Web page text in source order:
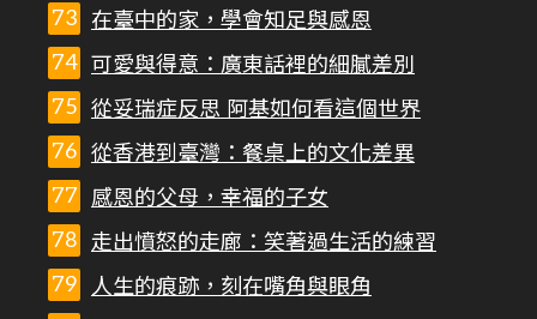
在臺中的家，學會知足與感恩
可愛與得意：廣東話裡的細膩差別
從妥瑞症反思 阿基如何看這個世界
從香港到臺灣：餐桌上的文化差異
感恩的父母，幸福的子女
走出憤怒的走廊：笑著過生活的練習
人生的痕跡，刻在嘴角與眼角